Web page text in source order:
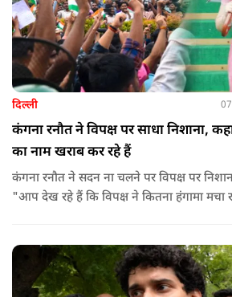
दिल्ली
कंगना रनौत ने विपक्ष पर साधा निशाना,
का नाम खराब कर रहे हैं
कंगना रनौत ने सदन ना चलने पर विपक्ष पर
"आप देख रहे हैं कि विपक्ष ने कितना हंगामा
देश के सामने साफ हो रही है. और जब हारते हैं, तो